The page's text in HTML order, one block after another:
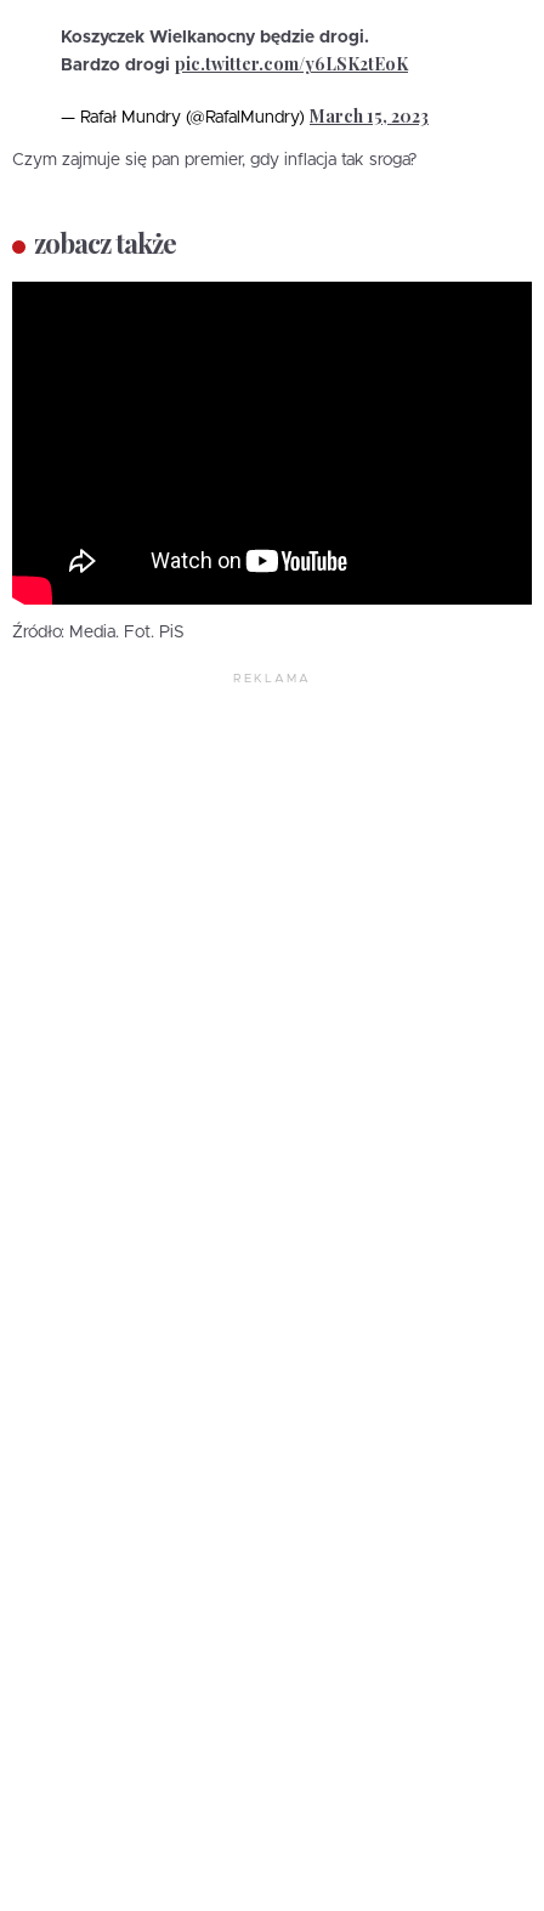
Koszyczek Wielkanocny będzie drogi.
Bardzo drogi pic.twitter.com/y6LSK2tEoK
— Rafał Mundry (@RafalMundry) March 15, 2023
Czym zajmuje się pan premier, gdy inflacja tak sroga?
zobacz także
Źródło: Media. Fot. PiS
REKLAMA